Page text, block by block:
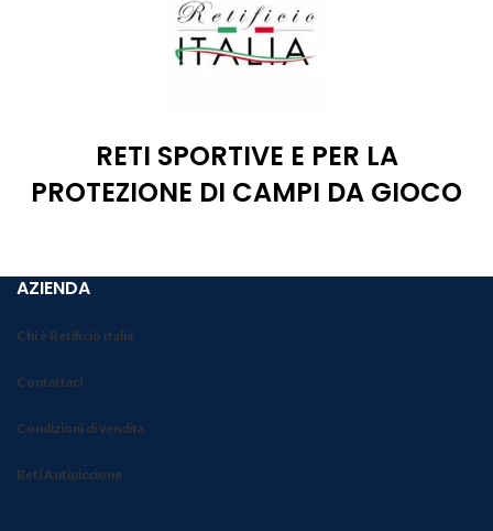
RETI SPORTIVE E PER LA
PROTEZIONE DI CAMPI DA GIOCO
AZIENDA
Chi è Retificio Italia
Contattaci
Condizioni di vendita
Reti Antipiccione